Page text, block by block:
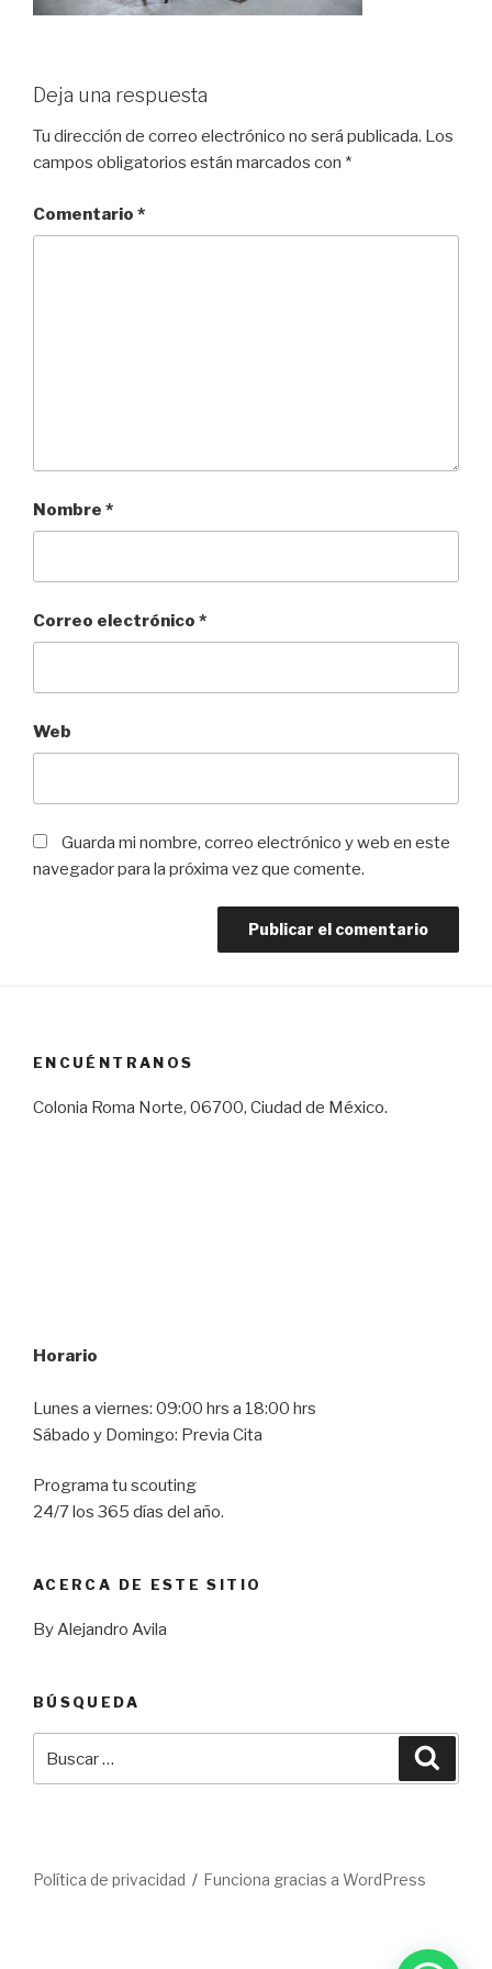
Deja una respuesta
Tu dirección de correo electrónico no será publicada. Los
campos obligatorios están marcados con *
Comentario *
Nombre *
Correo electrónico *
Web
Guarda mi nombre, correo electrónico y web en este
navegador para la próxima vez que comente.
ENCUÉNTRANOS
Colonia Roma Norte, 06700, Ciudad de México.
Horario
Lunes a viernes: 09:00 hrs a 18:00 hrs
Sábado y Domingo: Previa Cita
Programa tu scouting
24/7 los 365 días del año.
ACERCA DE ESTE SITIO
By Alejandro Avila
BÚSQUEDA
Política de privacidad Funciona gracias a WordPress